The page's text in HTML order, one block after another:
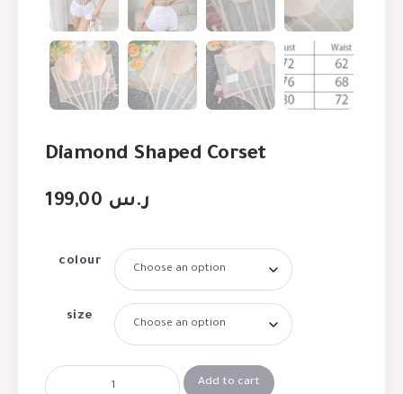
Diamond Shaped Corset
ر.س
colour
size
Add to cart